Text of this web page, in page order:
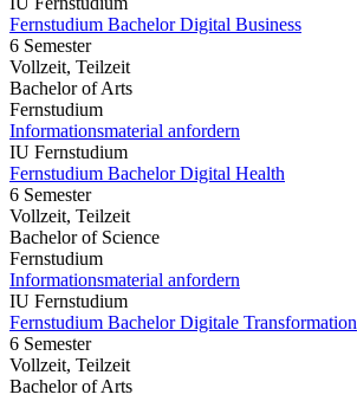
Fernstudium Bachelor Digital Business
6 Semester
Vollzeit, Teilzeit
Bachelor of Arts
Fernstudium
Informationsmaterial anfordern
IU Fernstudium
Fernstudium Bachelor Digital Health
6 Semester
Vollzeit, Teilzeit
Bachelor of Science
Fernstudium
Informationsmaterial anfordern
IU Fernstudium
Fernstudium Bachelor Digitale Transformation
6 Semester
Vollzeit, Teilzeit
Bachelor of Arts